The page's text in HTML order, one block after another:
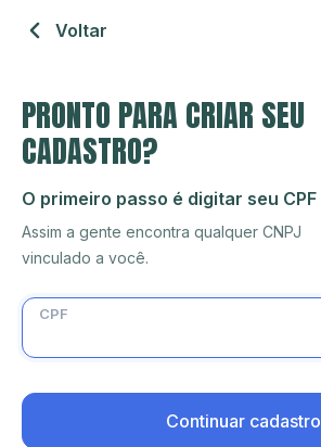
Voltar
PRONTO PARA CRIAR SEU
CADASTRO?
O primeiro passo é digitar seu CPF
Assim a gente encontra qualquer CNPJ
vinculado a você.
CPF
Continuar cadastro